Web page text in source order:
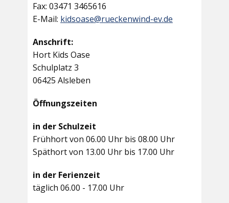
Fax: 03471 3465616
E-Mail: kidsoase@rueckenwind-ev.de
Anschrift:
Hort Kids Oase
Schulplatz 3
06425 Alsleben
Öffnungszeiten
in der Schulzeit
Frühhort von 06.00 Uhr bis 08.00 Uhr
Späthort von 13.00 Uhr bis 17.00 Uhr
in der Ferienzeit
täglich 06.00 - 17.00 Uhr